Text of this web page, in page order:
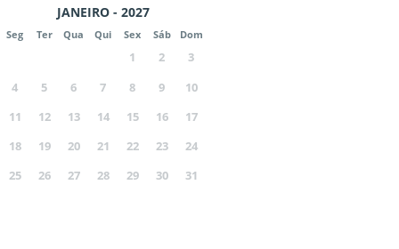
JANEIRO - 2027
Seg Ter Qua Qui Sex Sáb Dom
1 2
3
4
5 6 7 8 9
10
11
12 13 14 15 16
17
18
19 20 21 22 23
24
25
26 27 28 29 30 31